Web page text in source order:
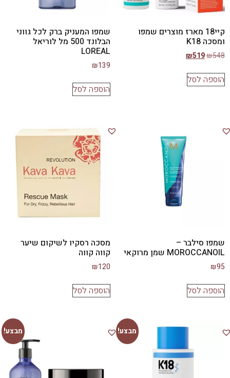
קיי18 מארז מוצרים שמפו
ומסכה K18
₪548
₪519
הוספה לסל
שמפו המעניק ברק לכל גווני
הבלונד 500 מל לוריאל
LOREAL
₪139
הוספה לסל
שמפו סילבר –
MOROCCANOIL שמן מרוקאי
₪95
הוספה לסל
מסכה רסקיו לשיקום שיער
קווה קווה
₪120
הוספה לסל
מבצע! מבצע!